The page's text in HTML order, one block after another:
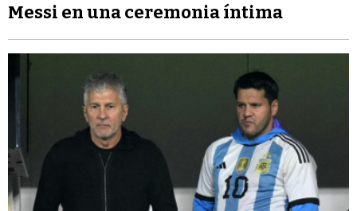
Messi en una ceremonia íntima